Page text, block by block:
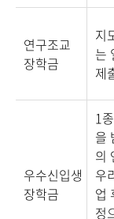
연구조교
장학금
지
는
제
우수신입생
장학금
1
을
의
우
업
정